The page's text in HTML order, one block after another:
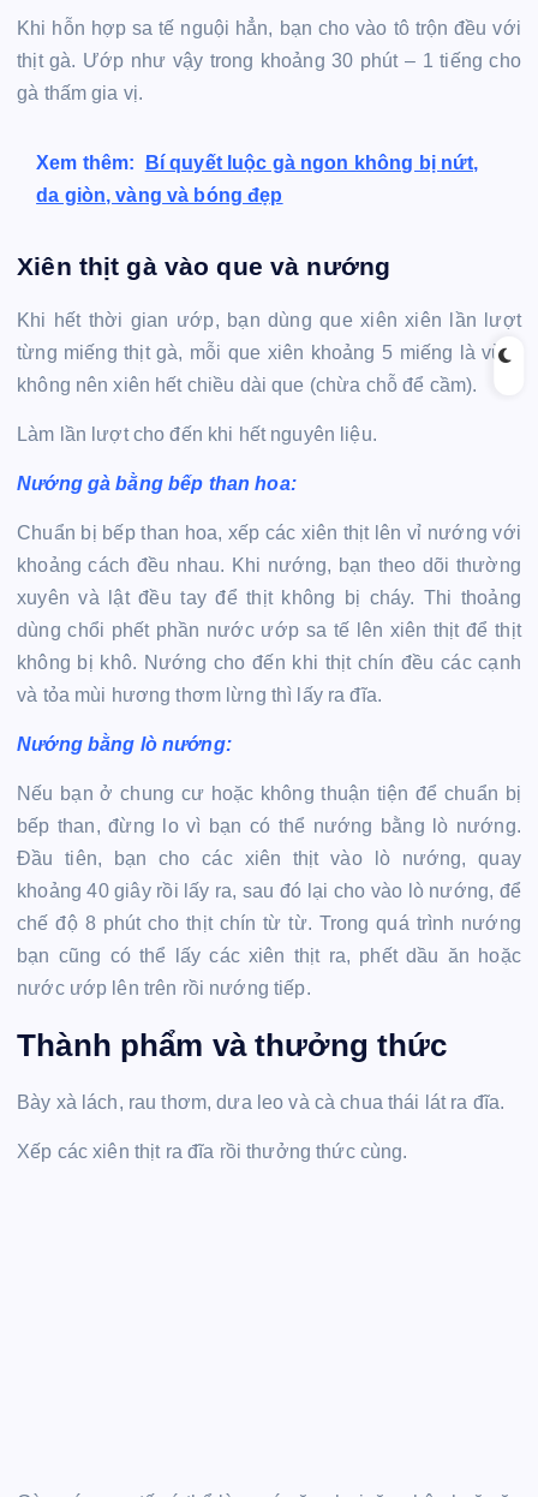
Khi hỗn hợp sa tế nguội hẳn, bạn cho vào tô trộn đều với
thịt gà. Ướp như vậy trong khoảng 30 phút – 1 tiếng cho
gà thấm gia vị.
Xem thêm:
Bí quyết luộc gà ngon không bị nứt,
da giòn, vàng và bóng đẹp
Xiên thịt gà vào que và nướng
Khi hết thời gian ướp, bạn dùng que xiên xiên lần lượt
từng miếng thịt gà, mỗi que xiên khoảng 5 miếng là vừa,
không nên xiên hết chiều dài que (chừa chỗ để cầm).
Làm lần lượt cho đến khi hết nguyên liệu.
Nướng gà bằng bếp than hoa:
Chuẩn bị bếp than hoa, xếp các xiên thịt lên vỉ nướng với
khoảng cách đều nhau. Khi nướng, bạn theo dõi thường
xuyên và lật đều tay để thịt không bị cháy. Thi thoảng
dùng chổi phết phần nước ướp sa tế lên xiên thịt để thịt
không bị khô. Nướng cho đến khi thịt chín đều các cạnh
và tỏa mùi hương thơm lừng thì lấy ra đĩa.
Nướng bằng lò nướng:
Nếu bạn ở chung cư hoặc không thuận tiện để chuẩn bị
bếp than, đừng lo vì bạn có thể nướng bằng lò nướng.
Đầu tiên, bạn cho các xiên thịt vào lò nướng, quay
khoảng 40 giây rồi lấy ra, sau đó lại cho vào lò nướng, để
chế độ 8 phút cho thịt chín từ từ. Trong quá trình nướng
bạn cũng có thể lấy các xiên thịt ra, phết dầu ăn hoặc
nước ướp lên trên rồi nướng tiếp.
Thành phẩm và thưởng thức
Bày xà lách, rau thơm, dưa leo và cà chua thái lát ra đĩa.
Xếp các xiên thịt ra đĩa rồi thưởng thức cùng.